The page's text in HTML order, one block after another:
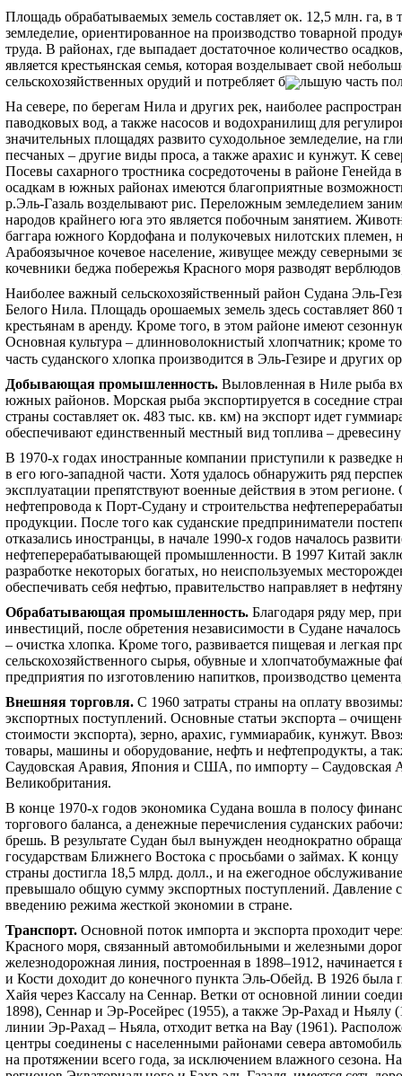
Площадь обрабатываемых земель составляет ок. 12,5 млн. га,
земледелие, ориентированное на производство товарной
труда. В районах, где выпадает достаточное количество
является крестьянская семья, которая возделывает свой
сельскохозяйственных орудий и потребляет б
льшую часть
На севере, по берегам Нила и других рек, наиболее
паводковых вод, а также насосов и водохранилищ для
значительных площадях развито суходольное земледелие, на
песчаных – другие виды проса, а также арахис и кунжут. К
Посевы сахарного тростника сосредоточены в районе
осадкам в южных районах имеются благоприятные
р.Эль-Газаль возделывают рис. Переложным земледелием
народов крайнего юга это является побочным занятием.
баггара южного Кордофана и полукочевых нилотских
Арабоязычное кочевое население, живущее между северными
кочевники беджа побережья Красного моря разводят
Наиболее важный сельскохозяйственный район Судана Эль-
Белого Нила. Площадь орошаемых земель здесь составляет 860
крестьянам в аренду. Кроме того, в этом районе имеют
Основная культура – длинноволокнистый хлопчатник; кроме
часть суданского хлопка производится в Эль-Гезире и других
Добывающая промышленность. Выловленная в Ниле рыба
южных районов. Морская рыба экспортируется в соседние
страны составляет ок. 483 тыс. кв. км) на экспорт идет
обеспечивают единственный местный вид топлива –
В 1970-х годах иностранные компании приступили к
в его юго-западной части. Хотя удалось обнаружить ряд
эксплуатации препятствуют военные действия в этом
нефтепровода к Порт-Судану и строительства
продукции. После того как суданские предприниматели
отказались иностранцы, в начале 1990-х годов началось
нефтеперерабатывающей промышленности. В 1997 Китай
разработке некоторых богатых, но неиспользуемых
обеспечивать себя нефтью, правительство направляет в
Обрабатывающая промышленность. Благодаря ряду мер,
инвестиций, после обретения независимости в Судане
– очистка хлопка. Кроме того, развивается пищевая и легкая
сельскохозяйственного сырья, обувные и хлопчатобумажные
предприятия по изготовлению напитков, производство
Внешняя торговля. С 1960 затраты страны на оплату
экспортных поступлений. Основные статьи экспорта –
стоимости экспорта), зерно, арахис, гуммиарабик, кунжут.
товары, машины и оборудование, нефть и нефтепродукты, а
Саудовская Аравия, Япония и США, по импорту – Саудовская
Великобритания.
В конце 1970-х годов экономика Судана вошла в полосу
торгового баланса, а денежные перечисления суданских
брешь. В результате Судан был вынужден неоднократно
государствам Ближнего Востока с просьбами о займах. К
страны достигла 18,5 млрд. долл., и на ежегодное
превышало общую сумму экспортных поступлений. Давление
введению режима жесткой экономии в стране.
Транспорт. Основной поток импорта и экспорта проходит
Красного моря, связанный автомобильными и железными
железнодорожная линия, построенная в 1898–1912,
и Кости доходит до конечного пункта Эль-Обейд. В 1926 была
Хайя через Кассалу на Сеннар. Ветки от основной линии
1898), Сеннар и Эр-Росейрес (1955), а также Эр-Рахад и Ньялу
линии Эр-Рахад – Ньяла, отходит ветка на Вау (1961).
центры соединены с населенными районами севера
на протяжении всего года, за исключением влажного сезона.